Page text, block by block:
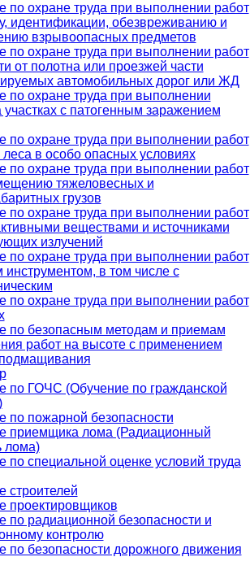
по охране труда при выполнении работ
идентификации, обезвреживанию и
взрывоопасных предметов
по охране труда при выполнении работ
от полотна или проезжей части
автомобильных дорог или ЖД
по охране труда при выполнении
участках с патогенным заражением
по охране труда при выполнении работ
леса в особо опасных условиях
по охране труда при выполнении работ
тяжеловесных и
грузов
по охране труда при выполнении работ
веществами и источниками
излучений
по охране труда при выполнении работ
инструментом, в том числе с
по охране труда при выполнении работ
по безопасным методам и приемам
работ на высоте с применением
по ГОЧС (Обучение по гражданской
по пожарной безопасности
приемщика лома (Радиационный
лома)
по специальной оценке условий труда
строителей
проектировщиков
по радиационной безопасности и
контролю
по безопасности дорожного движения